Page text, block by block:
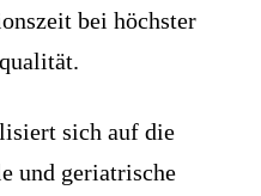
bei höchster
sich auf die
und geriatrische